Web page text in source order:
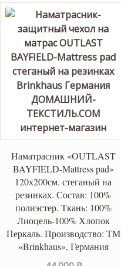
Наматрасник «OUTLAST
BAYFIELD-Mattress pad»
120х200см. стеганый на
резинках. Состав: 100%
полиэстер. Ткань: 100%
Лиоцель-100% Хлопок
Перкаль. Производство: ТМ
«Brinkhaus», Германия